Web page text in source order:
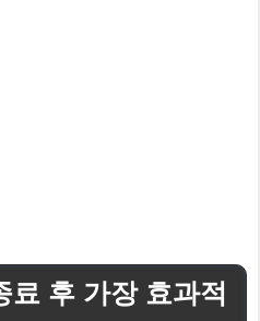
료 후 가장 효과적